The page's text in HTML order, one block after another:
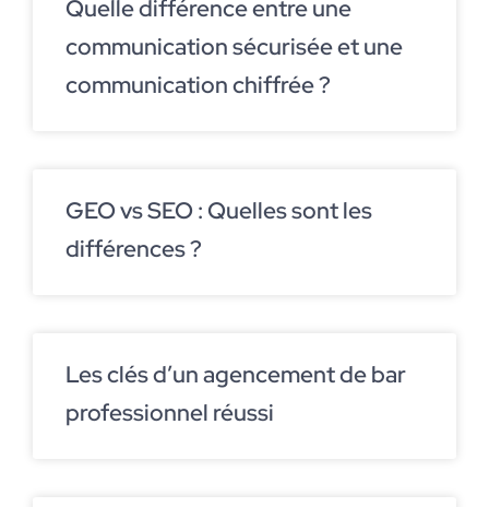
Quelle différence entre une
communication sécurisée et une
communication chiffrée ?
GEO vs SEO : Quelles sont les
différences ?
Les clés d’un agencement de bar
professionnel réussi